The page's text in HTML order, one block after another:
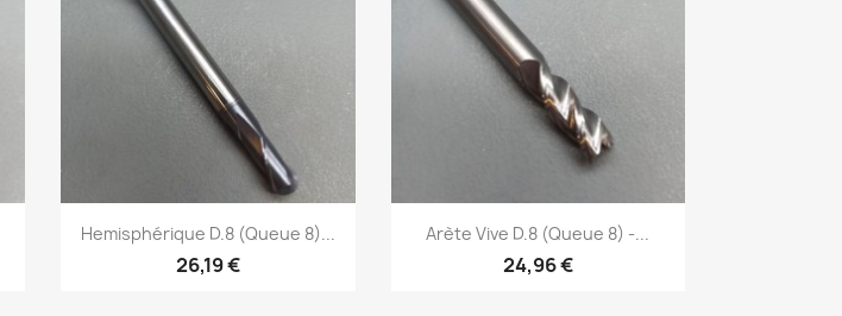
Aperçu rapide
Hemisphérique D.8 (Queue 8)...
26,19 €
Aperçu rapide
Arète Vive D.8 (Queue 8) -...
24,96 €